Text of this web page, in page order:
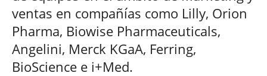
ventas en compañías como Lilly, Orion
Pharma, Biowise Pharmaceuticals,
Angelini, Merck KGaA, Ferring,
BioScience e i+Med.